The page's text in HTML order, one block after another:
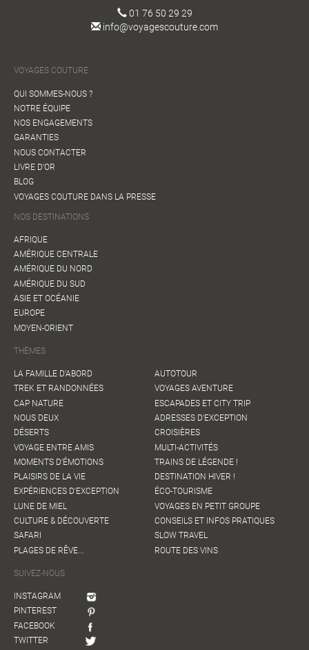
01 76 50 29 29
info@voyagescouture.com
VOYAGES COUTURE
QUI SOMMES-NOUS ?
NOTRE ÉQUIPE
NOS ENGAGEMENTS
GARANTIES
NOUS CONTACTER
LIVRE D'OR
BLOG
VOYAGES COUTURE DANS LA PRESSE
NOS DESTINATIONS
AFRIQUE
AMÉRIQUE CENTRALE
AMÉRIQUE DU NORD
AMÉRIQUE DU SUD
ASIE ET OCÉANIE
EUROPE
MOYEN-ORIENT
THÈMES
LA FAMILLE D'ABORD
TREK ET RANDONNÉES
CAP NATURE
NOUS DEUX
DÉSERTS
VOYAGE ENTRE AMIS
MOMENTS D'ÉMOTIONS
PLAISIRS DE LA VIE
EXPÉRIENCES D'EXCEPTION
LUNE DE MIEL
CULTURE & DÉCOUVERTE
SAFARI
PLAGES DE RÊVE...
AUTOTOUR
VOYAGES AVENTURE
ESCAPADES ET CITY TRIP
ADRESSES D'EXCEPTION
CROISIÈRES
MULTI-ACTIVITÉS
TRAINS DE LÉGENDE !
DESTINATION HIVER !
ÉCO-TOURISME
VOYAGES EN PETIT GROUPE
CONSEILS ET INFOS PRATIQUES
SLOW TRAVEL
ROUTE DES VINS
SUIVEZ-NOUS
INSTAGRAM
PINTEREST
FACEBOOK
TWITTER